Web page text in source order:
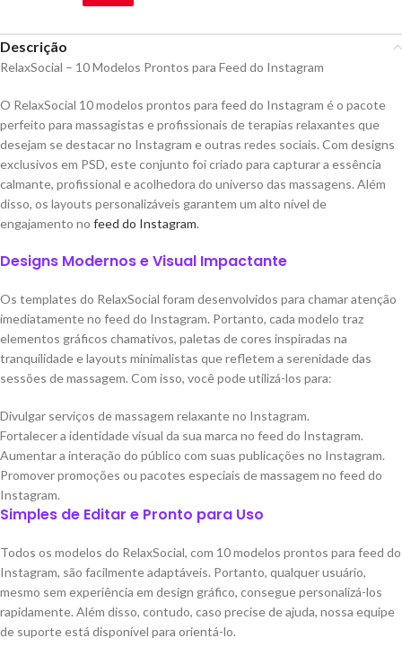
Descrição
RelaxSocial – 10 Modelos Prontos para Feed do Instagram
O RelaxSocial 10 modelos prontos para feed do Instagram é o pacote
perfeito para massagistas e profissionais de terapias relaxantes que
desejam se destacar no Instagram e outras redes sociais. Com designs
exclusivos em PSD, este conjunto foi criado para capturar a essência
calmante, profissional e acolhedora do universo das massagens. Além
disso, os layouts personalizáveis garantem um alto nível de
engajamento no feed do Instagram.
Designs Modernos e Visual Impactante
Os templates do RelaxSocial foram desenvolvidos para chamar atenção
imediatamente no feed do Instagram. Portanto, cada modelo traz
elementos gráficos chamativos, paletas de cores inspiradas na
tranquilidade e layouts minimalistas que refletem a serenidade das
sessões de massagem. Com isso, você pode utilizá-los para:
Divulgar serviços de massagem relaxante no Instagram.
Fortalecer a identidade visual da sua marca no feed do Instagram.
Aumentar a interação do público com suas publicações no Instagram.
Promover promoções ou pacotes especiais de massagem no feed do
Instagram.
Simples de Editar e Pronto para Uso
Todos os modelos do RelaxSocial, com 10 modelos prontos para feed do
Instagram, são facilmente adaptáveis. Portanto, qualquer usuário,
mesmo sem experiência em design gráfico, consegue personalizá-los
rapidamente. Além disso, contudo, caso precise de ajuda, nossa equipe
de suporte está disponível para orientá-lo.